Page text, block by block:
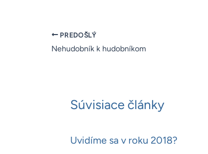
PREDOŠLÝ
Nehudobník k hudobníkom
Súvisiace články
Uvidíme sa v roku 2018?